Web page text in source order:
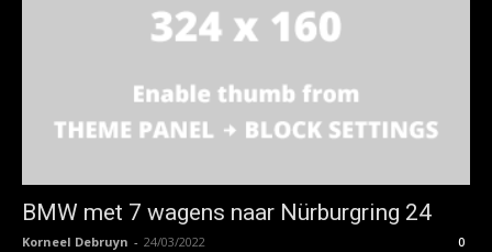
BMW met 7 wagens naar Nürburgring 24
Korneel Debruyn - 24/03/2022 0